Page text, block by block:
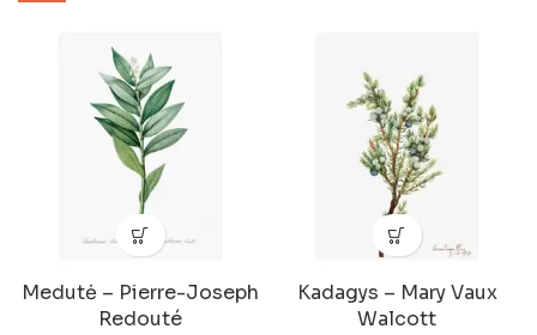
Medutė – Pierre-Joseph
Redouté
Kadagys – Mary Vaux
Walcott